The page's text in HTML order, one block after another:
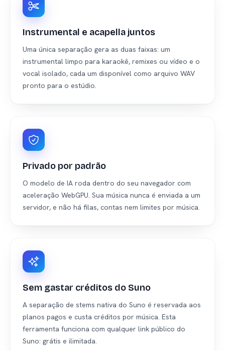
Instrumental e acapella juntos
Uma única separação gera as duas faixas: um
instrumental limpo para karaokê, remixes ou vídeo e o
vocal isolado, cada um disponível como arquivo WAV
pronto para o estúdio.
Privado por padrão
O modelo de IA roda dentro do seu navegador com
aceleração WebGPU. Sua música nunca é enviada a um
servidor, e não há filas, contas nem limites por música.
Sem gastar créditos do Suno
A separação de stems nativa do Suno é reservada aos
planos pagos e custa créditos por música. Esta
ferramenta funciona com qualquer link público do
Suno: grátis e ilimitada.